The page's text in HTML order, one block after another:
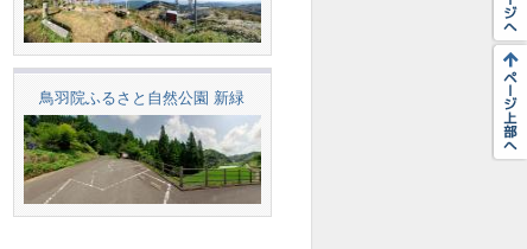
鳥羽院ふるさと自然公園 新緑